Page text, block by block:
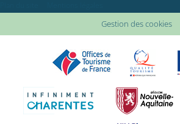
Gestion des cookies